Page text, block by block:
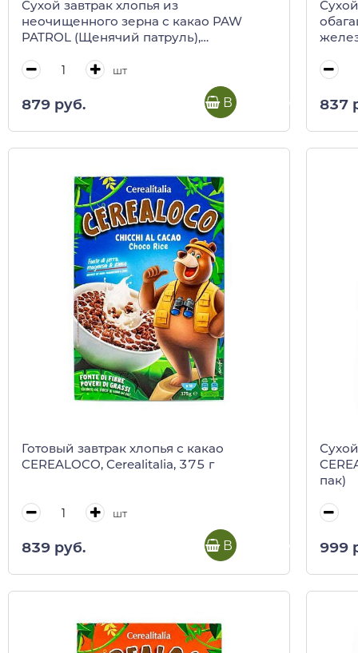
Сухой завтрак хлопья из
неочищенного зерна с какао PAW
PATROL (Щенячий патруль),
шт
879 руб. В корзину 837
Готовый завтрак хлопья с какао
CEREALOCO, Cerealitalia, 375 г
шт
839 руб. В корзину
пак)
999